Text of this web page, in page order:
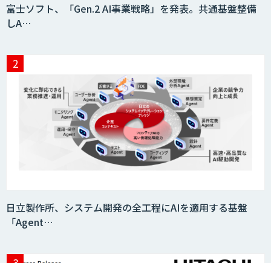
フルチャット」
『AI』AI・ChatGPTのビジネス活用を戦
略立案から開発・運用までご支援
富士ソフト、「Gen.2 AI事業戦略」を発表。共通基盤整備
しA…
日立製作所、システム開発の全工程にAIを適用する基盤
「Agent…